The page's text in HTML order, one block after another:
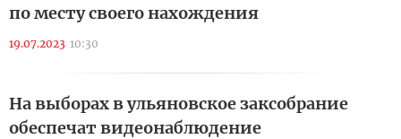
по месту своего нахождения
19.07.2023 10:30
На выборах в ульяновское заксобрание
обеспечат видеонаблюдение